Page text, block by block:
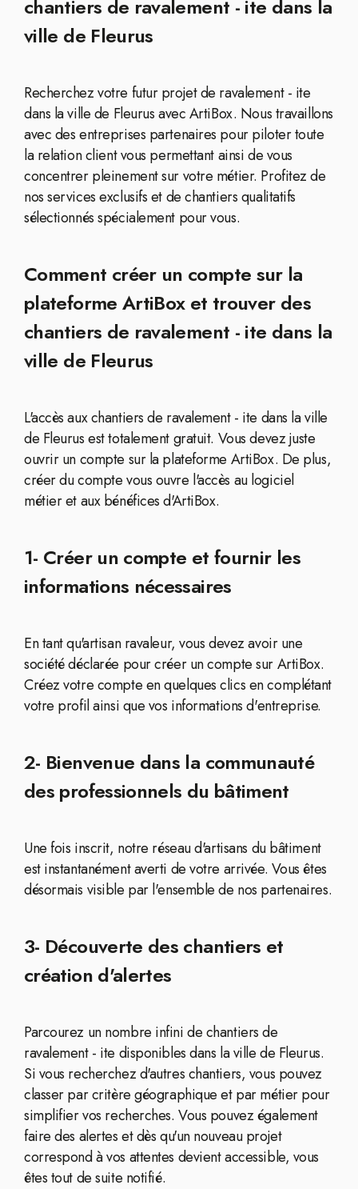
chantiers de ravalement - ite dans la
ville de Fleurus
Recherchez votre futur projet de ravalement - ite
dans la ville de Fleurus avec ArtiBox. Nous travaillons
avec des entreprises partenaires pour piloter toute
la relation client vous permettant ainsi de vous
concentrer pleinement sur votre métier. Profitez de
nos services exclusifs et de chantiers qualitatifs
sélectionnés spécialement pour vous.
Comment créer un compte sur la
plateforme ArtiBox et trouver des
chantiers de ravalement - ite dans la
ville de Fleurus
L'accès aux chantiers de ravalement - ite dans la ville
de Fleurus est totalement gratuit. Vous devez juste
ouvrir un compte sur la plateforme ArtiBox. De plus,
créer du compte vous ouvre l'accès au logiciel
métier et aux bénéfices d'ArtiBox.
1- Créer un compte et fournir les
informations nécessaires
En tant qu'artisan ravaleur, vous devez avoir une
société déclarée pour créer un compte sur ArtiBox.
Créez votre compte en quelques clics en complétant
votre profil ainsi que vos informations d'entreprise.
2- Bienvenue dans la communauté
des professionnels du bâtiment
Une fois inscrit, notre réseau d'artisans du bâtiment
est instantanément averti de votre arrivée. Vous êtes
désormais visible par l'ensemble de nos partenaires.
3- Découverte des chantiers et
création d'alertes
Parcourez un nombre infini de chantiers de
ravalement - ite disponibles dans la ville de Fleurus.
Si vous recherchez d'autres chantiers, vous pouvez
classer par critère géographique et par métier pour
simplifier vos recherches. Vous pouvez également
faire des alertes et dès qu'un nouveau projet
correspond à vos attentes devient accessible, vous
êtes tout de suite notifié.